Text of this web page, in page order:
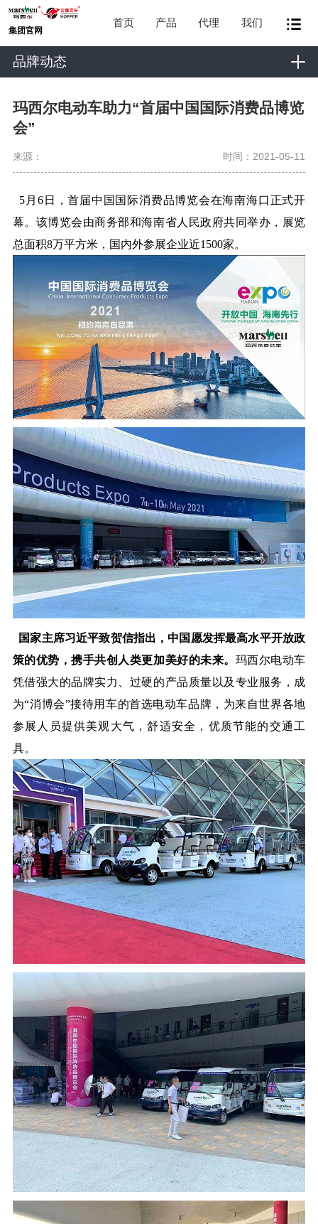
集团官网
首页 产品 代理 我们
品牌动态
玛西尔电动车助力“首届中国国际消费品博览
会”
来源： 时间：2021-05-11
5月6日，首届中国国际消费品博览会在海南海口正式开
幕。该博览会由商务部和海南省人民政府共同举办，展览
总面积8万平方米，国内外参展企业近1500家。
国家主席习近平致贺信指出，中国愿发挥最高水平开放政
策的优势，携手共创人类更加美好的未来。 玛西尔电动车
凭借强大的品牌实力、过硬的产品质量以及专业服务，成
为“消博会”接待用车的首选电动车品牌，为来自世界各地
参展人员提供美观大气，舒适安全，优质节能的交通工
具。